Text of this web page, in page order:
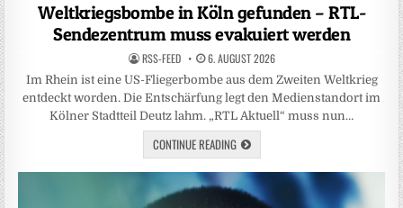
Weltkriegsbombe in Köln gefunden – RTL-
Sendezentrum muss evakuiert werden
RSS-FEED 6. AUGUST 2026
Im Rhein ist eine US-Fliegerbombe aus dem Zweiten Weltkrieg
entdeckt worden. Die Entschärfung legt den Medienstandort im
Kölner Stadtteil Deutz lahm. „RTL Aktuell“ muss nun…
CONTINUE READING